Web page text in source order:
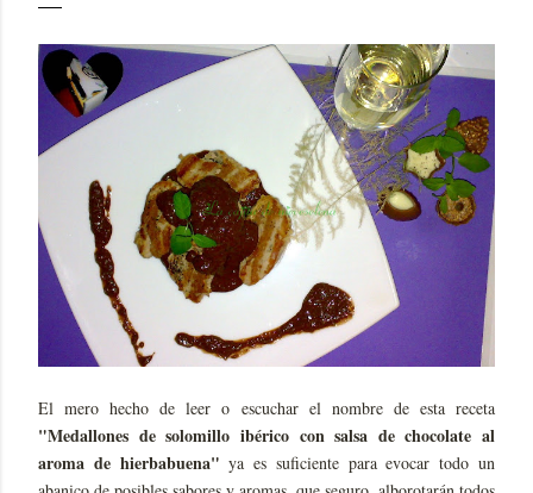
El mero hecho de leer o escuchar el nombre de esta receta
"Medallones de solomillo ibérico con salsa de chocolate al
aroma de hierbabuena" ya es suficiente para evocar todo un